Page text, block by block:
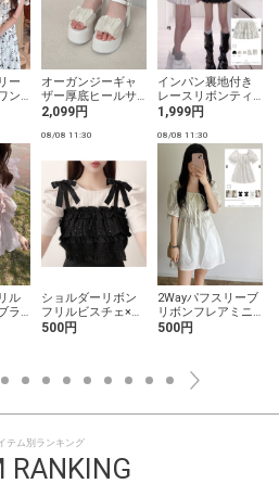
ー
ン
オーガンジーギャ
ザー厚底ヒールサ
ンダル
2,099円
インパン裏地付き
レースリボンティ
アードフリルミニ
1,999円
ル
ラ
08/08 11:30
ショルダーリボン
フリルビスチェ×ト
ップスアンサンブ
500円
08/08 11:30
2Wayパフスリーブ
リボンフレアミニ
ワンピース
500円
テム別ランキング
RANKING